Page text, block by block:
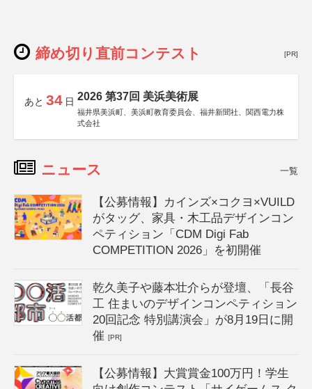
締め切り直前コンテスト [PR]
あと 34 日 2026 第37回 美浜美術展
福井県美浜町、美浜町教育委員会、福井新聞社、関西電力株
式会社
ニュース 一覧
【公募情報】カインズ×コクヨ×VUILD
がタッグ、家具・木工品デザインコン
ペティション「CDM Digi Fab
COMPETITION 2026」を初開催
乾久美子や藤本壮介らが登壇、「長谷
工 住まいのデザインコンペティション
20回記念 特別講演会」が8月19日に開
催[PR]
【公募情報】大賞賞金100万円！学生